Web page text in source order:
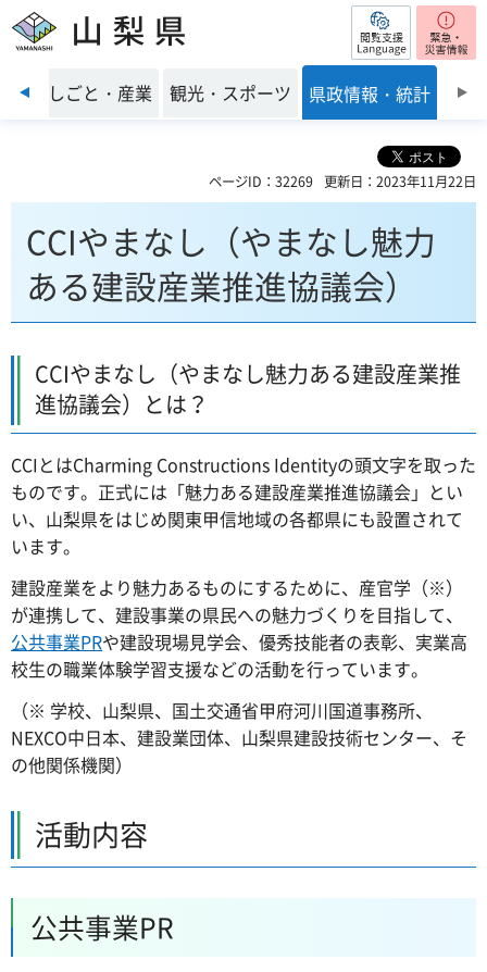
山梨県 閲覧支援
前のスライドを表示
境 しごと・産業 観光・スポーツ 県政情報・統計
ページID：32269 更新日：2023年11月22日
CCIやまなし（やまなし魅力
ある建設産業推進協議会）
CCIやまなし（やまなし魅力ある建設産業推
進協議会）とは？
CCIとはCharming Constructions Identityの頭文字を取った
ものです。正式には「魅力ある建設産業推進協議会」とい
い、山梨県をはじめ関東甲信地域の各都県にも設置されて
います。
建設産業をより魅力あるものにするために、産官学（※）
が連携して、建設事業の県民への魅力づくりを目指して、
公共事業PRや建設現場見学会、優秀技能者の表彰、実業高
校生の職業体験学習支援などの活動を行っています。
（※ 学校、山梨県、国土交通省甲府河川国道事務所、
NEXCO中日本、建設業団体、山梨県建設技術センター、そ
の他関係機関）
活動内容
公共事業PR